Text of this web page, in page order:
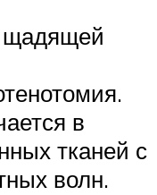
щадящей
в
тканей с
волн.